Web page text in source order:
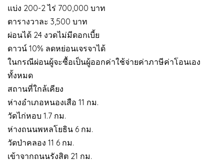
แบ่ง 200-2 ไร่ 700,000 บาท
ตารางวาละ 3,500 บาท
ผ่อนได้ 24 งวดไม่มีดอกเบี้ย
ดาวน์ 10% ลดหย่อนเจรจาได้
ในกรณีผ่อนผู้จะซื้อเป็นผู้ออกค่าใช้จ่ายค่าภาษีค่าโอนเอง
ทั้งหมด
สถานที่ใกล้เคียง
ห่างอำเภอหนองเสือ 11 กม.
วัดไก่หอบ 1.7 กม.
ห่างถนนพหลโยธิน 6 กม.
วัดป่าคลอง 11 6 กม.
เข้าจากถนนรังสิต 21 กม.